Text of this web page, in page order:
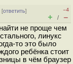
[ответить]
–4
+ / –
не проще чем
линукс
то это было
ребёнка стоит
в чём браузер